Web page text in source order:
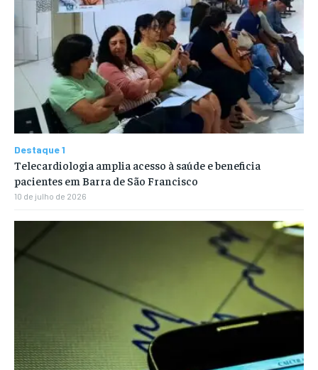
Destaque 1
Telecardiologia amplia acesso à saúde e beneficia
pacientes em Barra de São Francisco
10 de julho de 2026